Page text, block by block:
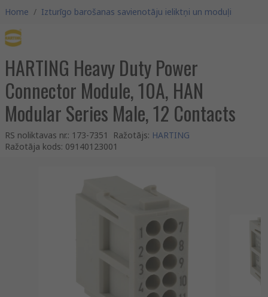
Home / Izturīgo barošanas savienotāju ieliktņi un moduļi
HARTING Heavy Duty Power
Connector Module, 10A, HAN
Modular Series Male, 12 Contacts
RS noliktavas nr.: 173-7351 Ražotājs: HARTING
Ražotāja kods: 09140123001